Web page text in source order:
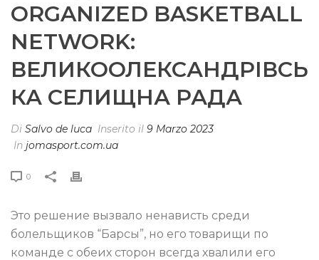
ORGANIZED BASKETBALL
NETWORK:
ВЕЛИКООЛЕКСАНДРІВСЬ
КА СЕЛИЩНА РАДА
Di Salvo de luca Inserito il 9 Marzo 2023
In jomasport.com.ua
0
Это решение вызвало ненависть среди
болельщиков “Барсы”, но его товарищи по
команде с обеих сторон всегда хвалили его